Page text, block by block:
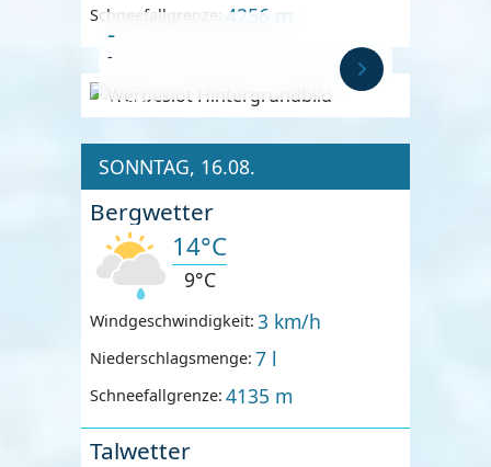
Schneefallgrenze: 4256 m
Anzeige
-
-
SONNTAG, 16.08.
Bergwetter
14°C
9°C
Windgeschwindigkeit: 3 km/h
Niederschlagsmenge: 7 l
Schneefallgrenze: 4135 m
Talwetter